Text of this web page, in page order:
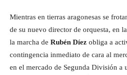
Mientras en tierras aragonesas se
de su nuevo director de orquesta, en
la marcha de Rubén Díez obliga a
contingencia inmediato de cara al
en el mercado de Segunda División a